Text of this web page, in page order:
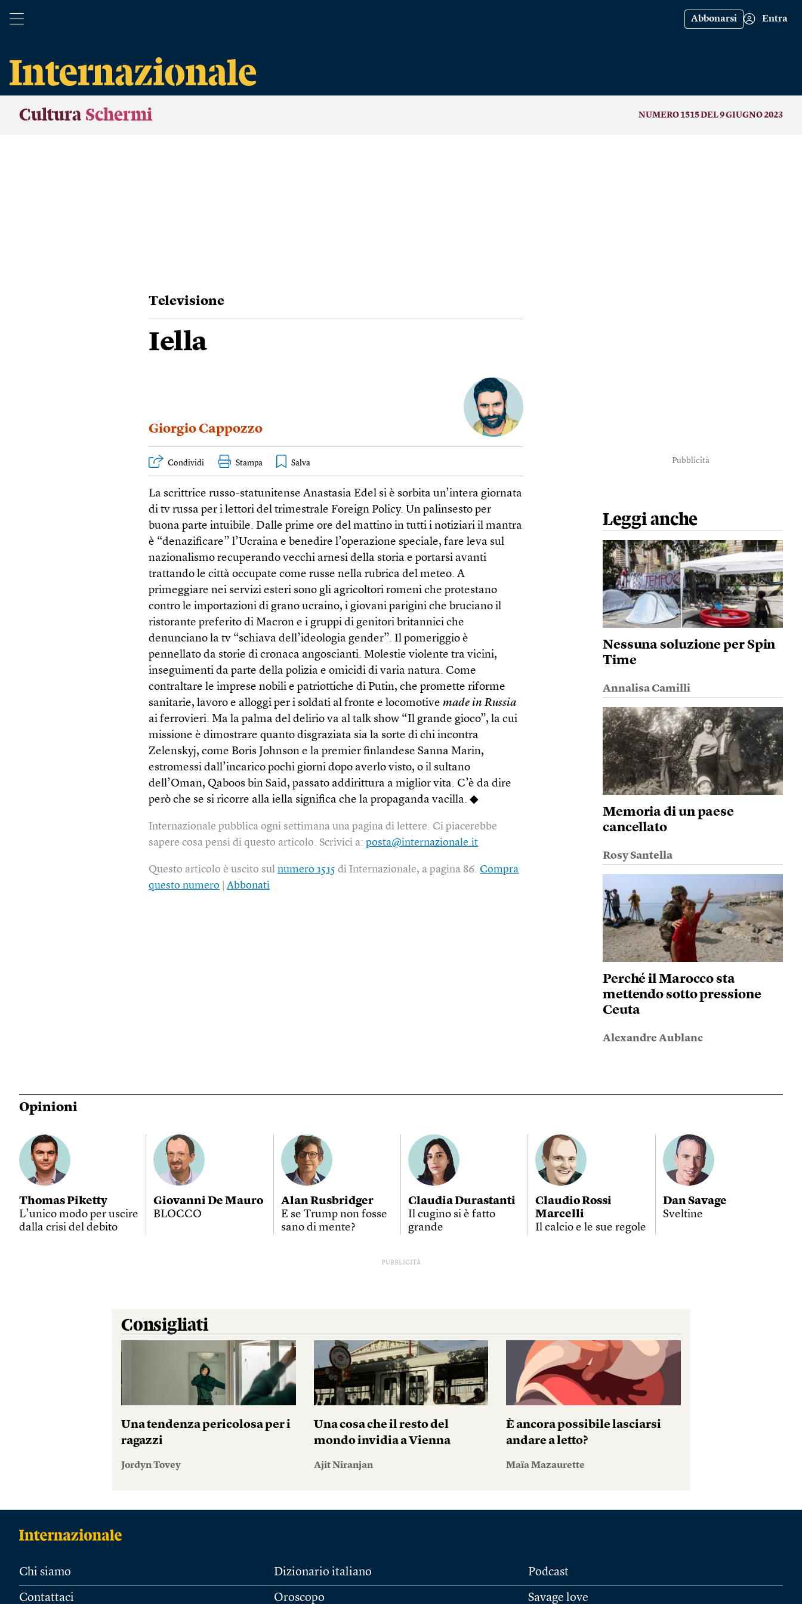
Abbonarsi Entra
Cultura Schermi NUMERO 1515 DEL 9 GIUGNO 2023
Televisione
Iella
Giorgio Cappozzo
Condividi Stampa
La scrittrice russo-statunitense Anastasia Edel si è sorbita un’intera giornata
di tv russa per i lettori del trimestrale Foreign Policy. Un palinsesto per
buona parte intuibile. Dalle prime ore del mattino in tutti i notiziari il mantra
è “denazificare” l’Ucraina e benedire l’operazione speciale, fare leva sul
nazionalismo recuperando vecchi arnesi della storia e portarsi avanti
trattando le città occupate come russe nella rubrica del meteo. A
primeggiare nei servizi esteri sono gli agricoltori romeni che protestano
contro le importazioni di grano ucraino, i giovani parigini che bruciano il
ristorante preferito di Macron e i gruppi di genitori britannici che
denunciano la tv “schiava dell’ideologia gender”. Il pomeriggio è
pennellato da storie di cronaca angoscianti. Molestie violente tra vicini,
inseguimenti da parte della polizia e omicidi di varia natura. Come
contraltare le imprese nobili e patriottiche di Putin, che promette riforme
sanitarie, lavoro e alloggi per i soldati al fronte e locomotivemade in Russia
ai ferrovieri. Ma la palma del delirio va al talk show “Il grande gioco”, la cui
missione è dimostrare quanto disgraziata sia la sorte di chi incontra
Zelenskyj, come Boris Johnson e la premier finlandese Sanna Marin,
estromessi dall’incarico pochi giorni dopo averlo visto, o il sultano
dell’Oman, Qaboos bin Said, passato addirittura a miglior vita. C’è da dire
però che se si ricorre alla iella significa che la propaganda vacilla. ◆
Internazionale pubblica ogni settimana una pagina di lettere. Ci piacerebbe
sapere cosa pensi di questo articolo. Scrivici a:posta@internazionale.it
Questo articolo è uscito sulnumero 1515 di Internazionale, a pagina 86.Compra
questo numero |Abbonati
Pubblicità
Leggi anche
Nessuna soluzione per Spin
Time
Annalisa Camilli
Memoria di un paese
cancellato
Rosy Santella
Perché il Marocco sta
mettendo sotto pressione
Ceuta
Alexandre Aublanc
Opinioni
Thomas Piketty
L’unico modo per uscire
dalla crisi del debito
Giovanni De Mauro
BLOCCO
Alan Rusbridger
E se Trump non fosse
sano di mente?
Claudia Durastanti
Il cugino si è fatto
grande
Claudio Rossi
Marcelli
Il calcio e le sue regole
Dan Savage
Sveltine
PUBBLICITÀ
Consigliati
Una tendenza pericolosa per i
ragazzi
Jordyn Tovey
Una cosa che il resto del
mondo invidia a Vienna
Ajit Niranjan
È ancora possibile lasciarsi
andare a letto?
Maïa Mazaurette
Chi siamo
Contattaci
Dizionario italiano
Oroscopo
Podcast
Savage love